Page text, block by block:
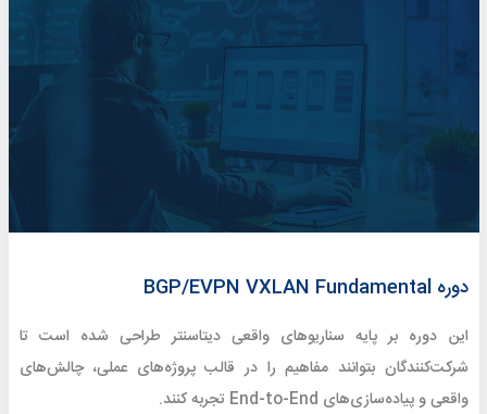
دوره BGP/EVPN VXLAN Fundamental
این دوره بر پایه سناریوهای واقعی دیتاسنتر طراحی شده است تا
شرکت‌کنندگان بتوانند مفاهیم را در قالب پروژه‌های عملی، چالش‌های
واقعی و پیاده‌سازی‌های End-to-End تجربه کنند.